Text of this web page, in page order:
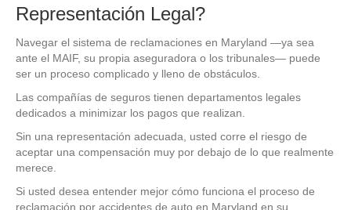
Representación Legal?
Navegar el sistema de reclamaciones en Maryland —ya sea
ante el MAIF, su propia aseguradora o los tribunales— puede
ser un proceso complicado y lleno de obstáculos.
Las compañías de seguros tienen departamentos legales
dedicados a minimizar los pagos que realizan.
Sin una representación adecuada, usted corre el riesgo de
aceptar una compensación muy por debajo de lo que realmente
merece.
Si usted desea entender mejor cómo funciona el proceso de
reclamación por accidentes de auto en Maryland en su